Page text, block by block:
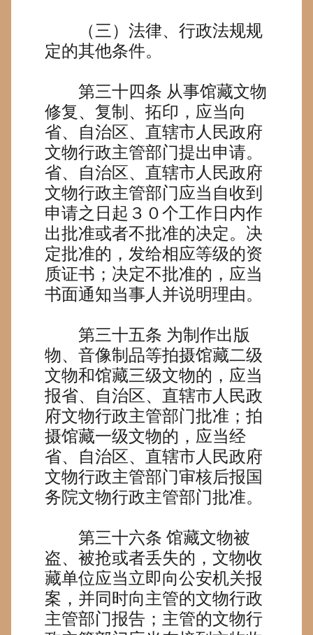
（三）法律、行政法规规
定的其他条件。
第三十四条 从事馆藏文物
修复、复制、拓印，应当向
省、自治区、直辖市人民政府
文物行政主管部门提出申请。
省、自治区、直辖市人民政府
文物行政主管部门应当自收到
申请之日起３０个工作日内作
出批准或者不批准的决定。决
定批准的，发给相应等级的资
质证书；决定不批准的，应当
书面通知当事人并说明理由。
第三十五条 为制作出版
物、音像制品等拍摄馆藏二级
文物和馆藏三级文物的，应当
报省、自治区、直辖市人民政
府文物行政主管部门批准；拍
摄馆藏一级文物的，应当经
省、自治区、直辖市人民政府
文物行政主管部门审核后报国
务院文物行政主管部门批准。
第三十六条 馆藏文物被
盗、被抢或者丢失的，文物收
藏单位应当立即向公安机关报
案，并同时向主管的文物行政
主管部门报告；主管的文物行